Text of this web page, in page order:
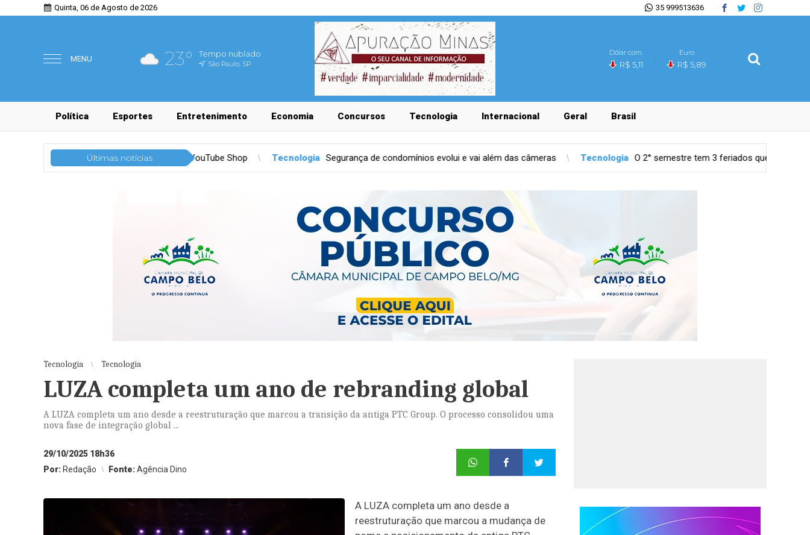
Quinta, 06 de Agosto de 2026 35 999513636
MENU 23° Tempo nublado
São Paulo, SP
Dólar com.
R$ 5,11
Euro
R$ 5,89
Política Esportes Entretenimento Economia Concursos Tecnologia Internacional Geral Brasil
Últimas notícias
e atrai TikTok e YouTube Shop Tecnologia Segurança de condomínios evolui e vai além das câmeras Tecnologia O 2° semestre tem 3 feriados que afetam agenda dos dentistas
Tecnologia Tecnologia
LUZA completa um ano de rebranding global
A LUZA completa um ano desde a reestruturação que marcou a transição da antiga PTC Group. O processo consolidou uma
nova fase de integração global ...
29/10/2025 18h36
Por: Redação Fonte:Agência Dino
A LUZA completa um ano desde a
reestruturação que marcou a mudança de